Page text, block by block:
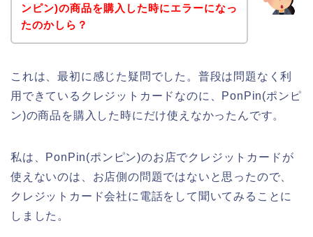
ンピン)の商品を購入した時にエラーになっ
たのかしら？
これは、最初に感じた疑問でした。普段は問題なく利
用できているクレジットカードなのに、PonPin(ポンピ
ン)の商品を購入した時にだけ使えなかったんです。
私は、PonPin(ポンピン)のお店でクレジットカードが
使えないのは、お店側の問題ではないと思ったので、
クレジットカード会社に電話をして聞いてみることに
しました。